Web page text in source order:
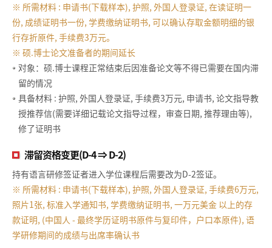
※ 所需材料 : 申请书(下载样本), 护照, 外国人登录证, 在读证明一
份, 成绩证明书一份, 学费缴纳证明书, 可以确认存取金额明细的银
行存折原件, 手续费3万元。
※ 硕.博士论文准备者的期间延长
对象：硕.博士课程正常结束后因准备论文等不得已需要在国内滞
留的情况
具备材料 : 护照, 外国人登录证, 手续费3万元, 申请书, 论文指导教
授推荐信(需要详细记载论文指导过程，审查日期, 推荐理由等),
修了证明书
滞留资格变更(D-4 ⇒ D-2)
持有语言研修签证者进入学位课程后需要改为D-2签证。
※ 所需材料 : 申请书(下载样本), 护照, 外国人登录证, 手续费6万元,
照片1张, 标准入学通知书, 学费缴纳证明书, 一万元美金 以上的存
款证明, (中国人 - 最终学历证明书原件与复印件，户口本原件), 语
学研修期间的成绩与出席率确认书